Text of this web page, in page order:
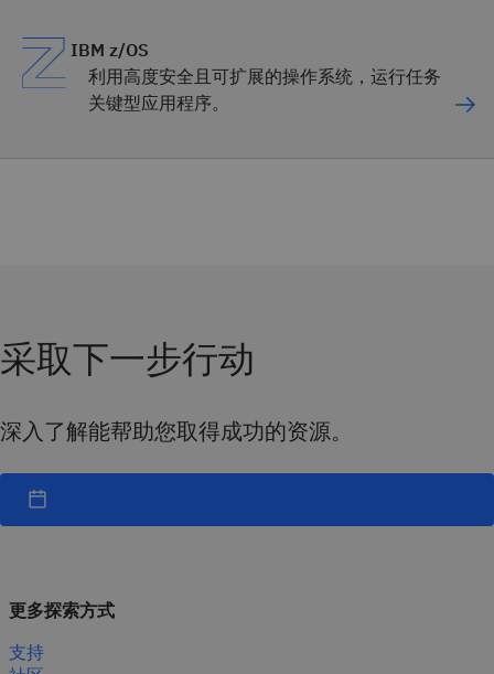
IBM z/OS
利用高度安全且可扩展的操作系统，运行任务
关键型应用程序。
采取下一步行动
深入了解能帮助您取得成功的资源。
更多探索方式
支持